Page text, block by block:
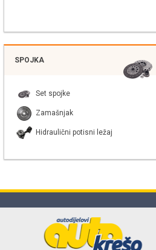
SPOJKA
Set spojke
Zamašnjak
Hidraulični potisni ležaj